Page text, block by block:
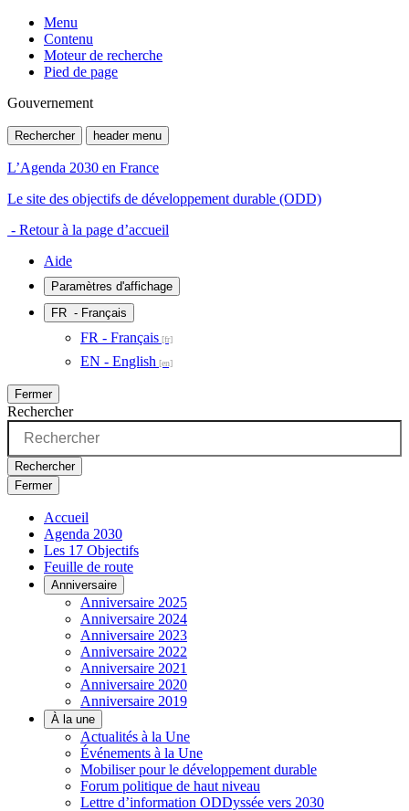
Menu
Contenu
Moteur de recherche
Pied de page
Gouvernement
Rechercher header menu
L’Agenda 2030 en France
Le site des objectifs de développement durable (ODD)
- Retour à la page d’accueil
Aide
Paramètres d'affichage
FR - Français
FR - Français
EN - English
Fermer
Rechercher
Rechercher
Fermer
Accueil
Agenda 2030
Les 17 Objectifs
Feuille de route
Anniversaire
Anniversaire 2025
Anniversaire 2024
Anniversaire 2023
Anniversaire 2022
Anniversaire 2021
Anniversaire 2020
Anniversaire 2019
À la une
Actualités à la Une
Événements à la Une
Mobiliser pour le développement durable
Forum politique de haut niveau
Lettre d’information ODDyssée vers 2030